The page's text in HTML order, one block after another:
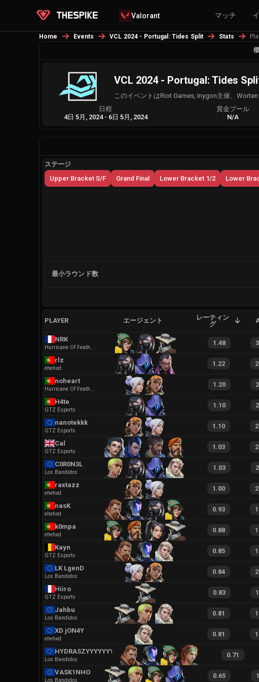
Valorant マッチ
Home Events VCL 2024 - Portugal: Tides Split Stats
VCL 2024 - Portugal: Tides
このイベントはRiot Games, Inygon主催、
日程
4日 5月, 2024 - 6日 5月, 2024
賞金プール
N/A
ステージ
Upper Bracket S/F
Grand Final Lower Bracket 1/2 Lower
最小ラウンド数
PLAYER エージェント
レーティン
グ
NRK
Hurricane Of Feathers
1.48
rlz
ehehxd
1.22
noheart
Hurricane Of Feathers
1.20
H4te
GTZ Esports
1.10
nanotekkk
GTZ Esports
1.10
Cal
GTZ Esports
1.03
C0R0N3L
Los Bandidos
1.03
raxtazz
ehehxd
1.00
nasK
ehehxd
0.93
k0mpa
ehehxd
0.88
Kayn
GTZ Esports
0.85
LK LgenD
Los Bandidos
0.84
Hiiro
GTZ Esports
0.83
Jahbu
Los Bandidos
0.81
XD jON4Y
ehehxd
0.81
HYDRASZYYYYYYYYY
Los Bandidos
0.71
VASK1NHO
Los Bandidos
0.65